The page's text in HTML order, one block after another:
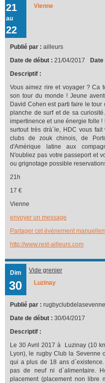
21
au
22
Vienne
Publié par : ailleurs
Date de début : 21/04/2017 Date
Descriptif :
Vous aimez rire et voyager ? Ca
son tour du monde ! Jeune
David Cohen est parti faire le
planche de surf et de sa
impertinence et une énergie folle
surtout très drà´le, HDC vous
clubs de zouk chinois, de
d'Amérique latine aux
N'oubliez pas votre passeport et
ou grignotage possible
21h
17 €
Vienne
envoyer un message
Partager cet événement
http://www.rest-ailleurs.com
Dim
30
Vide grenier
Luzinay
Publié par : rugbyclubdelasevenne
Date de début : 30/04/2017
Descriptif :
Le 30 Avril 2017 à Luzinay (10
Lyon), le rugby Club la Sevenne
qui a plus de 18 ans
pas de neuf ni d`alimentaire.
placement (placement non libre